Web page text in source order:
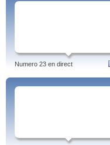
Numero 23 en direct